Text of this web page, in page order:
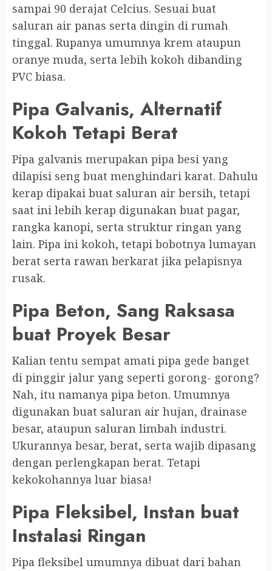
sampai 90 derajat Celcius. Sesuai buat
saluran air panas serta dingin di rumah
tinggal. Rupanya umumnya krem ataupun
oranye muda, serta lebih kokoh dibanding
PVC biasa.
Pipa Galvanis, Alternatif
Kokoh Tetapi Berat
Pipa galvanis merupakan pipa besi yang
dilapisi seng buat menghindari karat. Dahulu
kerap dipakai buat saluran air bersih, tetapi
saat ini lebih kerap digunakan buat pagar,
rangka kanopi, serta struktur ringan yang
lain. Pipa ini kokoh, tetapi bobotnya lumayan
berat serta rawan berkarat jika pelapisnya
rusak.
Pipa Beton, Sang Raksasa
buat Proyek Besar
Kalian tentu sempat amati pipa gede banget
di pinggir jalur yang seperti gorong- gorong?
Nah, itu namanya pipa beton. Umumnya
digunakan buat saluran air hujan, drainase
besar, ataupun saluran limbah industri.
Ukurannya besar, berat, serta wajib dipasang
dengan perlengkapan berat. Tetapi
kekokohannya luar biasa!
Pipa Fleksibel, Instan buat
Instalasi Ringan
Pipa fleksibel umumnya dibuat dari bahan